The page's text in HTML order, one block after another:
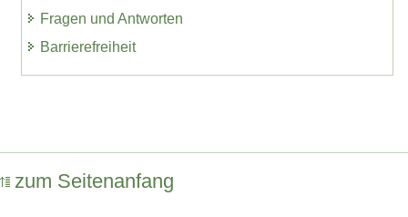
Fragen und Antworten
Barrierefreiheit
zum Seitenanfang